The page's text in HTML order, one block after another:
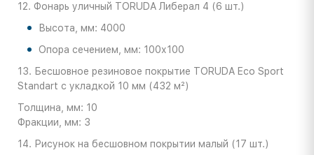
12. Фонарь уличный TORUDA Либерал 4 (6 шт.)
Высота, мм: 4000
Опора сечением, мм: 100х100
13. Бесшовное резиновое покрытие TORUDA Eco Sport
Standart с укладкой 10 мм (432 м²)
Толщина, мм: 10
Фракции, мм: 3
14. Рисунок на бесшовном покрытии малый (17 шт.)